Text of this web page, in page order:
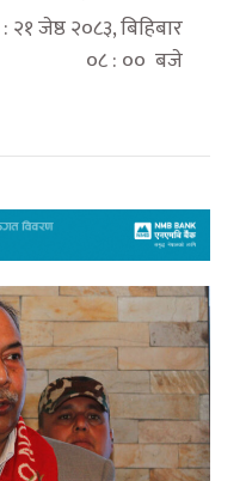
२१ जेष्ठ २०८३, बिहिबार
०८ : ०० बजे